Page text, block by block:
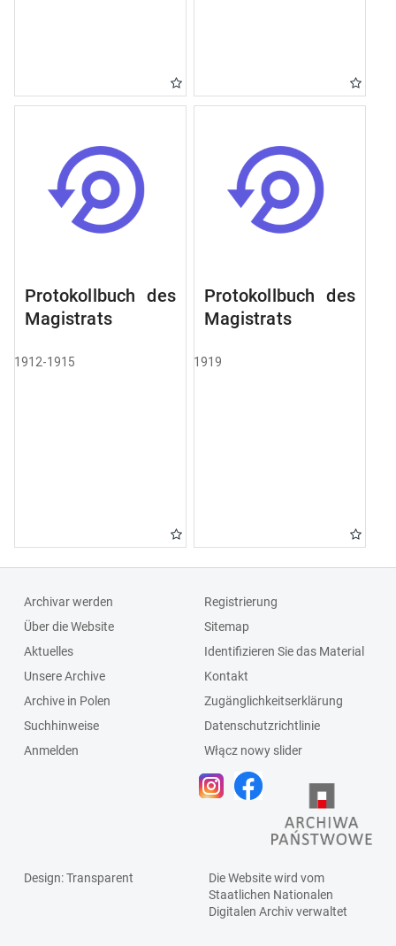
Protokollbuch des
Magistrats
1912-1915
Protokollbuch des
Magistrats
1919
Archivar werden
Über die Website
Aktuelles
Unsere Archive
Archive in Polen
Suchhinweise
Anmelden
Registrierung
Sitemap
Identifizieren Sie das Material
Kontakt
Zugänglichkeitserklärung
Datenschutzrichtlinie
Włącz nowy slider
Design: Transparent
Die Website wird vom
Staatlichen Nationalen
Digitalen Archivverwaltet